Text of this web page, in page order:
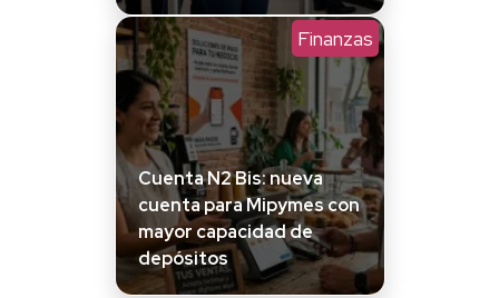
Finanzas
Cuenta N2 Bis: nueva
cuenta para Mipymes con
mayor capacidad de
depósitos